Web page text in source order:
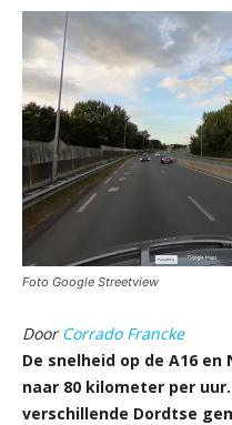
Foto Google Streetview
DoorCorrado Francke
De snelheid op de A16
naar 80 kilometer per
verschillende Dordtse